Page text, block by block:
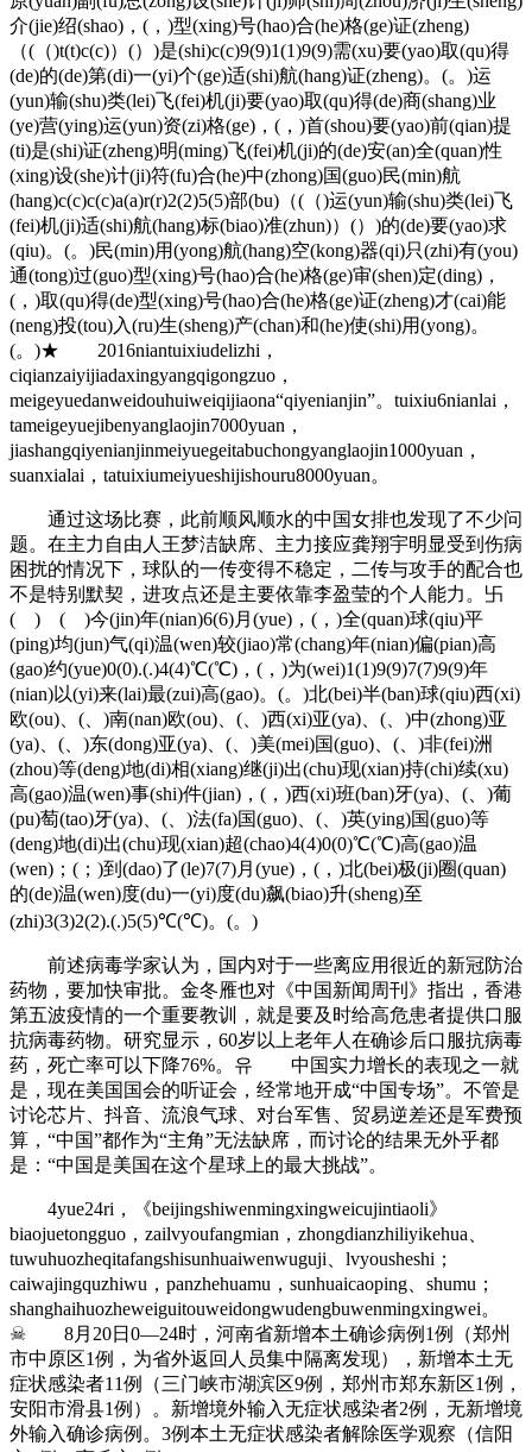
介(jie)绍(shao)，(，)型(xing)号(hao)合(he)格(ge)证(zheng)
（(（)t(t)c(c)）(）)是(shi)c(c)9(9)1(1)9(9)需(xu)要(yao)取(qu)得
(de)的(de)第(di)一(yi)个(ge)适(shi)航(hang)证(zheng)。(。)运
(yun)输(shu)类(lei)飞(fei)机(ji)要(yao)取(qu)得(de)商(shang)业
(ye)营(ying)运(yun)资(zi)格(ge)，(，)首(shou)要(yao)前(qian)提
(ti)是(shi)证(zheng)明(ming)飞(fei)机(ji)的(de)安(an)全(quan)性
(xing)设(she)计(ji)符(fu)合(he)中(zhong)国(guo)民(min)航
(hang)c(c)c(c)a(a)r(r)2(2)5(5)部(bu)（(（)运(yun)输(shu)类(lei)飞
(fei)机(ji)适(shi)航(hang)标(biao)准(zhun)）(）)的(de)要(yao)求
(qiu)。(。)民(min)用(yong)航(hang)空(kong)器(qi)只(zhi)有(you)
通(tong)过(guo)型(xing)号(hao)合(he)格(ge)审(shen)定(ding)，
(，)取(qu)得(de)型(xing)号(hao)合(he)格(ge)证(zheng)才(cai)能
(neng)投(tou)入(ru)生(sheng)产(chan)和(he)使(shi)用(yong)。
(。)★ 2016niantuixiudelizhi，
ciqianzaiyijiadaxingyangqigongzuo，
meigeyuedanweidouhuiweiqijiaona“qiyenianjin”。tuixiu6nianlai，
tameigeyuejibenyanglaojin7000yuan，
jiashangqiyenianjinmeiyuegeitabuchongyanglaojin1000yuan，
suanxialai，tatuixiumeiyueshijishouru8000yuan。
通过这场比赛，此前顺风顺水的中国女排也发现了不少问
题。在主力自由人王梦洁缺席、主力接应龚翔宇明显受到伤病
困扰的情况下，球队的一传变得不稳定，二传与攻手的配合也
不是特别默契，进攻点还是主要依靠李盈莹的个人能力。卐
( ) ( )今(jin)年(nian)6(6)月(yue)，(，)全(quan)球(qiu)平
(ping)均(jun)气(qi)温(wen)较(jiao)常(chang)年(nian)偏(pian)高
(gao)约(yue)0(0).(.)4(4)℃(℃)，(，)为(wei)1(1)9(9)7(7)9(9)年
(nian)以(yi)来(lai)最(zui)高(gao)。(。)北(bei)半(ban)球(qiu)西(xi)
欧(ou)、(、)南(nan)欧(ou)、(、)西(xi)亚(ya)、(、)中(zhong)亚
(ya)、(、)东(dong)亚(ya)、(、)美(mei)国(guo)、(、)非(fei)洲
(zhou)等(deng)地(di)相(xiang)继(ji)出(chu)现(xian)持(chi)续(xu)
高(gao)温(wen)事(shi)件(jian)，(，)西(xi)班(ban)牙(ya)、(、)葡
(pu)萄(tao)牙(ya)、(、)法(fa)国(guo)、(、)英(ying)国(guo)等
(deng)地(di)出(chu)现(xian)超(chao)4(4)0(0)℃(℃)高(gao)温
(wen)；(；)到(dao)了(le)7(7)月(yue)，(，)北(bei)极(ji)圈(quan)
的(de)温(wen)度(du)一(yi)度(du)飙(biao)升(sheng)至
(zhi)3(3)2(2).(.)5(5)℃(℃)。(。)
前述病毒学家认为，国内对于一些离应用很近的新冠防治
药物，要加快审批。金冬雁也对《中国新闻周刊》指出，香港
第五波疫情的一个重要教训，就是要及时给高危患者提供口服
抗病毒药物。研究显示，60岁以上老年人在确诊后口服抗病毒
药，死亡率可以下降76%。유 中国实力增长的表现之一就
是，现在美国国会的听证会，经常地开成“中国专场”。不管是
讨论芯片、抖音、流浪气球、对台军售、贸易逆差还是军费预
算，“中国”都作为“主角”无法缺席，而讨论的结果无外乎都
是：“中国是美国在这个星球上的最大挑战”。
4yue24ri，《beijingshiwenmingxingweicujintiaoli》
biaojuetongguo，zailvyoufangmian，zhongdianzhiliyikehua、
tuwuhuozheqitafangshisunhuaiwenwuguji、lvyousheshi；
caiwajingquzhiwu，panzhehuamu，sunhuaicaoping、shumu；
shanghaihuozheweiguitouweidongwudengbuwenmingxingwei。
☠ 8月20日0—24时，河南省新增本土确诊病例1例（郑州
市中原区1例，为省外返回人员集中隔离发现），新增本土无
症状感染者11例（三门峡市湖滨区9例，郑州市郑东新区1例，
安阳市滑县1例）。新增境外输入无症状感染者2例，无新增境
外输入确诊病例。3例本土无症状感染者解除医学观察（信阳